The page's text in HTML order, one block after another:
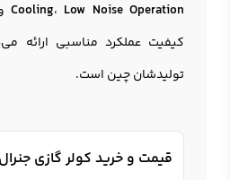
Cooling، Low Noise Operation
کیفیت عملکرد مناسبی ارائه
تولیدشان چین است.
قیمت و خرید کولر گازی